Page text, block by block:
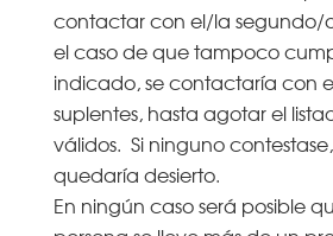
contactar con el/la segundo/
el caso de que tampoco
indicado, se contactaría con
suplentes, hasta agotar el
válidos. Si ninguno
quedaría desierto.
En ningún caso será posible